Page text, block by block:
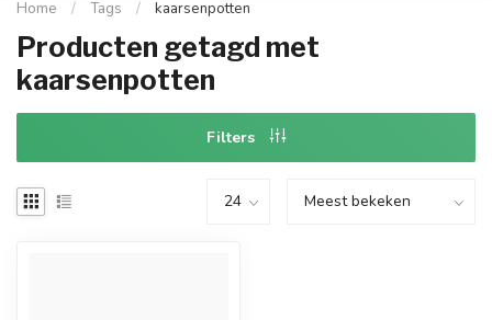
Home / Tags / kaarsenpotten
Producten getagd met
kaarsenpotten
Filters